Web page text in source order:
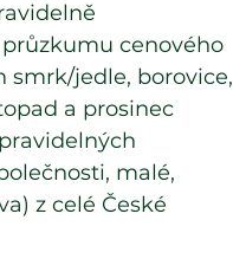
cenového
smrk/jedle, borovice,
a prosinec
malé,
z celé České